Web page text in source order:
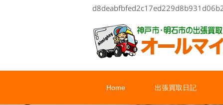
Home 出張買取日記